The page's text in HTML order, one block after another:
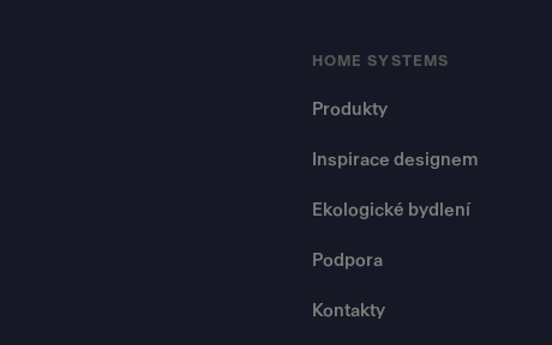
HOME SYSTEMS
Produkty
Inspirace designem
Ekologické bydlení
Podpora
Kontakty